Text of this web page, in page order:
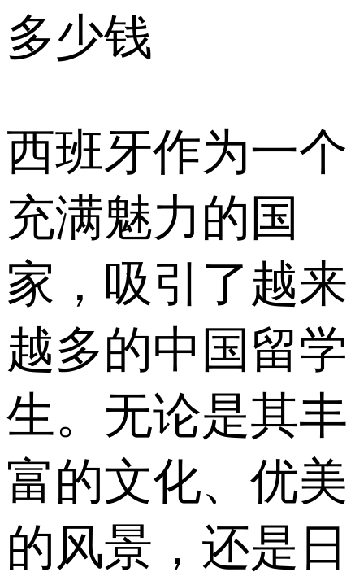
多少钱
西班牙作为一个
充满魅力的国
家，吸引了越来
越多的中国留学
生。无论是其丰
富的文化、优美
的风景，还是日